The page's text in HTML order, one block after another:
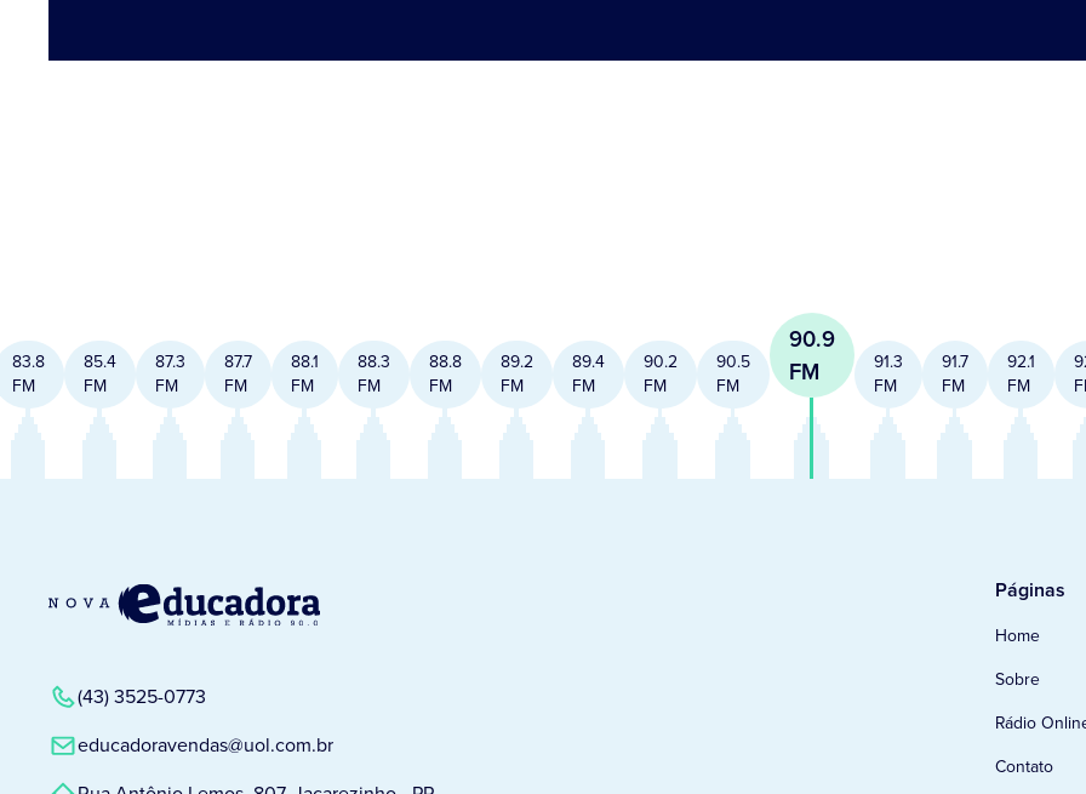
83.8
FM
85.4
FM
87.3
FM
87.7
FM
88.1
FM
88.3
FM
88.8
FM
89.2
FM
89.4
FM
90.2
FM
90.5
FM
90.9
FM
91.3
FM
91.7
FM
92.1
FM
(43) 3525-0773
educadoravendas@uol.com.br
Páginas
Home
Sobre
Rádio
Contato